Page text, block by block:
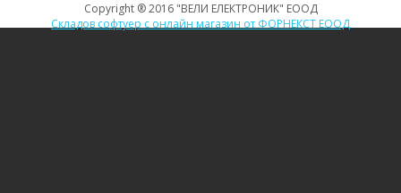
Copyright ® 2016 "ВЕЛИ ЕЛЕКТРОНИК" ЕООД
Складов софтуер с онлайн магазин от ФОРНЕКСТ ЕООД